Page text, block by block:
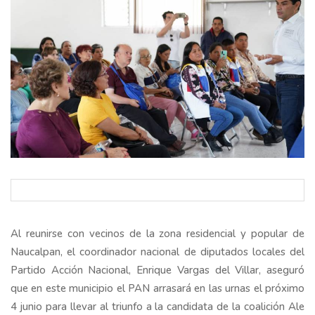
Al reunirse con vecinos de la zona residencial y popular de
Naucalpan, el coordinador nacional de diputados locales del
Partido Acción Nacional, Enrique Vargas del Villar, aseguró
que en este municipio el PAN arrasará en las urnas el próximo
4 junio para llevar al triunfo a la candidata de la coalición Ale